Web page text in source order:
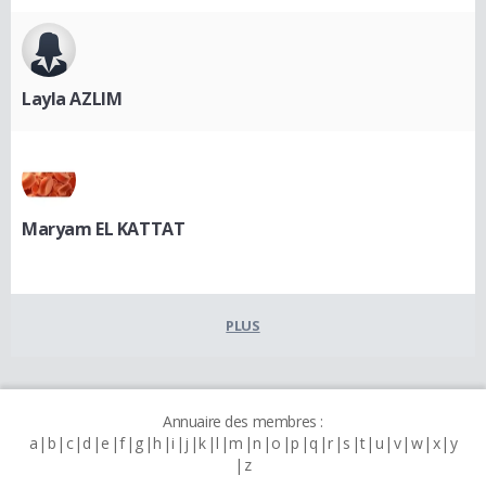
Layla AZLIM
Maryam EL KATTAT
PLUS
Annuaire des membres :
a b c d e f g h i j k l m n o p q r s t u v w x y
z